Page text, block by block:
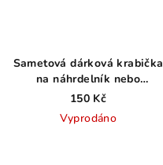
Sametová dárková krabička
na náhrdelník nebo
přívěsek modrá
150 Kč
Vyprodáno